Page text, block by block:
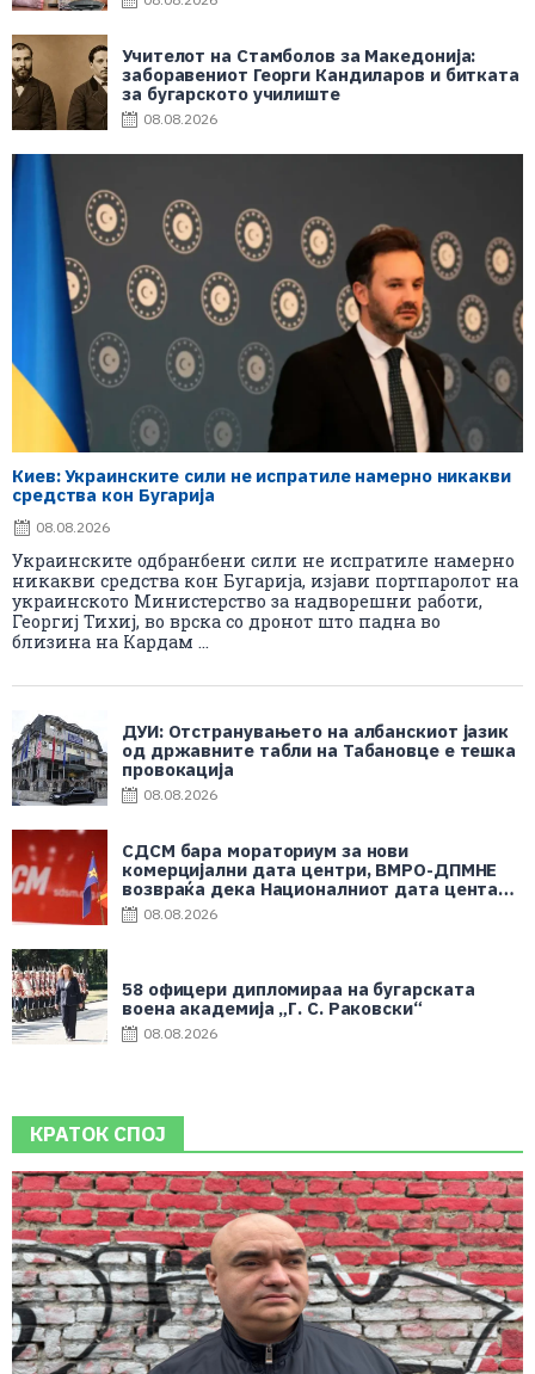
Учителот на Стамболов за Македонија:
заборавениот Георги Кандиларов и битката
за бугарското училиште
08.08.2026
Киев: Украинските сили не испратиле намерно никакви
средства кон Бугарија
08.08.2026
Украинските одбранбени сили не испратиле намерно
никакви средства кон Бугарија, изјави портпаролот на
украинското Министерство за надворешни работи,
Георгиј Тихиј, во врска со дронот што падна во
близина на Кардам ...
ДУИ: Отстранувањето на албанскиот јазик
од државните табли на Табановце е тешка
провокација
08.08.2026
СДСМ бара мораториум за нови
комерцијални дата центри, ВМРО-ДПМНЕ
возвраќа дека Националниот дата центар
е во корист на граѓаните
08.08.2026
58 офицери дипломираа на бугарската
воена академија „Г. С. Раковски“
08.08.2026
КРАТОК СПОЈ